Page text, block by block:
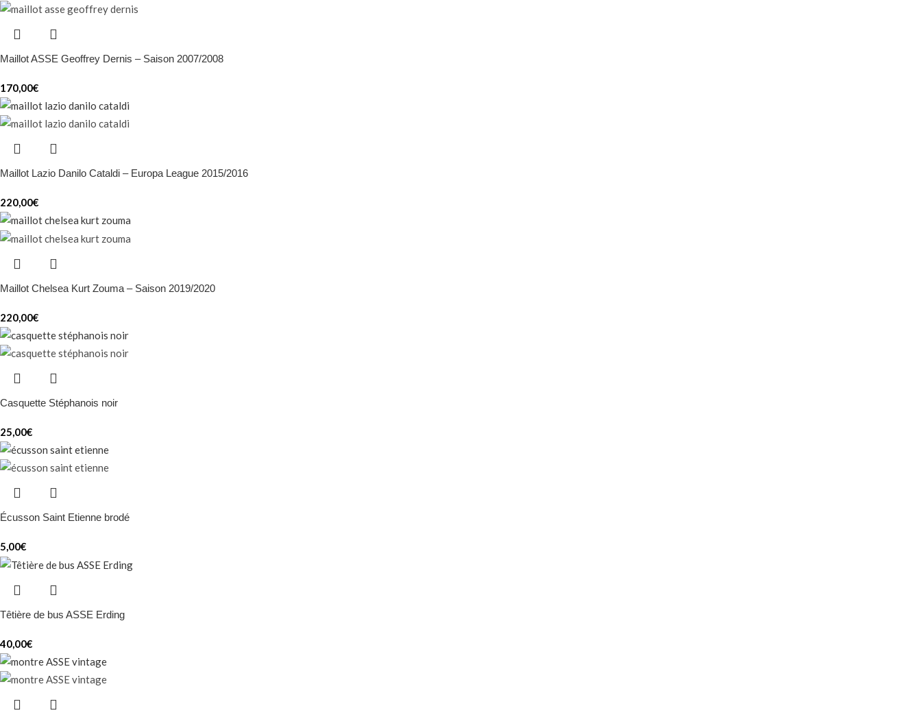
Maillot ASSE Geoffrey Dernis – Saison 2007/2008
170,00€
Maillot Lazio Danilo Cataldi – Europa League 2015/2016
220,00€
Maillot Chelsea Kurt Zouma – Saison 2019/2020
220,00€
Casquette Stéphanois noir
25,00€
Écusson Saint Etienne brodé
5,00€
Têtière de bus ASSE Erding
40,00€